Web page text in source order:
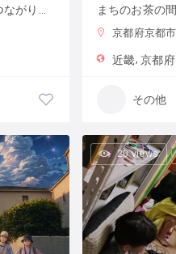
まちのお茶の間
京都府京都市上
近畿 京都府
その他
20 views